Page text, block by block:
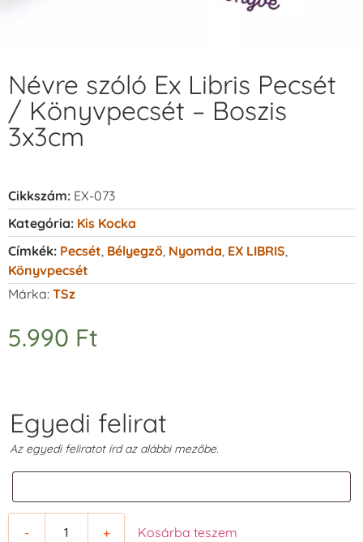
Névre szóló Ex Libris Pecsét
/ Könyvpecsét – Boszis
3x3cm
Cikkszám: EX-073
Kategória: Kis Kocka
Címkék: Pecsét Bélyegző Nyomda EX LIBRIS
Könyvpecsét
Márka: TSz
5.990 Ft
Egyedi felirat
Az egyedi feliratot írd az alábbi mezőbe.
- + Kosárba teszem